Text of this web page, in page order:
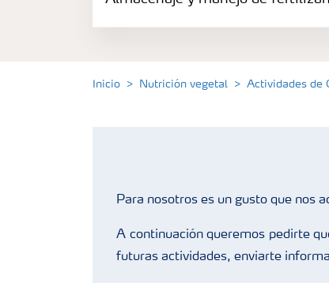
Deficiencias
Inicio Nutrición vegetal Actividades de
Para nosotros es un gusto que nos
A continuación queremos pedirte
futuras actividades, enviarte